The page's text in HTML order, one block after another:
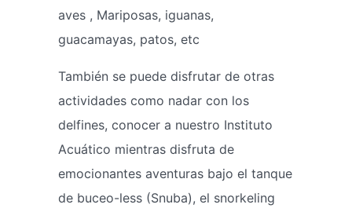
aves , Mariposas, iguanas,
guacamayas, patos, etc
También se puede disfrutar de otras
actividades como nadar con los
delfines, conocer a nuestro Instituto
Acuático mientras disfruta de
emocionantes aventuras bajo el tanque
de buceo-less (Snuba), el snorkeling